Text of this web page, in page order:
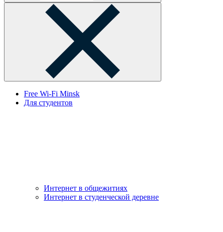
Free Wi-Fi Minsk
Для студентов
Интернет в общежитиях
Интернет в студенческой деревне